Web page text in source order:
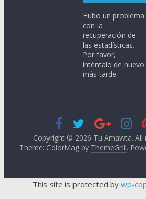
Hubo un problema
con la
recuperación de
las estadísticas.
Por favor,
inténtalo de nuevo
más tarde.
Copyright © 2026 Tu Amawta. All
Theme: ColorMag by ThemeGrill.
This site is protected by wp-